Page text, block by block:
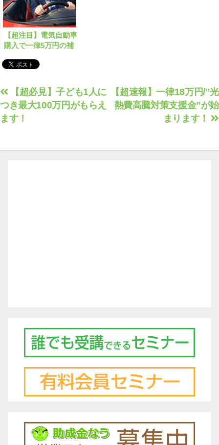
【超注目】電気自動車
購入で一律5万円の補
投
稿
ナ
ゲ
【超速報】一律18万円/”光
熱費高騰対策支援金”が始
まります！
【超必見】子ども1人に
つき最大100万円がもらえ
ます！